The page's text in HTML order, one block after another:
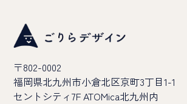
〒802-0002
福岡県北九州市小倉北区京町3丁目1-1
セントシティ7F ATOMica北九州内